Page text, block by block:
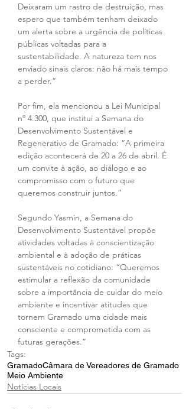
Deixaram um rastro de destruição, mas
espero que também tenham deixado
um alerta sobre a urgência de políticas
públicas voltadas para a
sustentabilidade. A natureza tem nos
enviado sinais claros: não há mais tempo
a perder.”
Por fim, ela mencionou a Lei Municipal
nº 4.300, que institui a Semana do
Desenvolvimento Sustentável e
Regenerativo de Gramado: “A primeira
edição acontecerá de 20 a 26 de abril. É
um convite à ação, ao diálogo e ao
compromisso com o futuro que
queremos construir juntos.”
Segundo Yasmin, a Semana do
Desenvolvimento Sustentável propõe
atividades voltadas à conscientização
ambiental e à adoção de práticas
sustentáveis no cotidiano: “Queremos
estimular a reflexão da comunidade
sobre a importância de cuidar do meio
ambiente e incentivar atitudes que
tornem Gramado uma cidade mais
consciente e comprometida com as
futuras gerações.”
Tags:
GramadoCâmara de Vereadores de Gramado
Meio Ambiente
Notícias Locais